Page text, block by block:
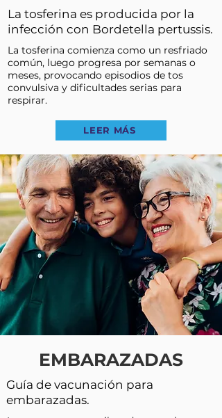
La tosferina es producida por la
infección con Bordetella pertussis.
La tosferina comienza como un resfriado
común, luego progresa por semanas o
meses, provocando episodios de tos
convulsiva y dificultades serias para
respirar.
LEER MÁS
EMBARAZADAS
Guía de vacunación para
embarazadas.